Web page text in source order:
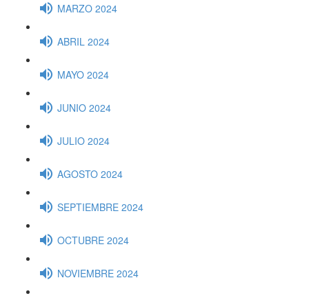
MARZO 2024
ABRIL 2024
MAYO 2024
JUNIO 2024
JULIO 2024
AGOSTO 2024
SEPTIEMBRE 2024
OCTUBRE 2024
NOVIEMBRE 2024